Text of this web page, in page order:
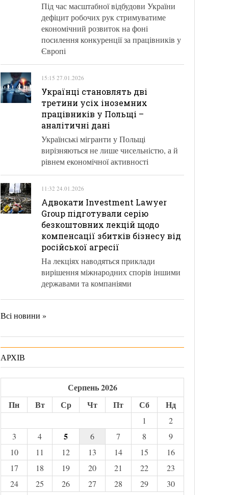
Під час масштабної відбудови України
дефіцит робочих рук стримуватиме
економічний розвиток на фоні
посилення конкуренції за працівників у
Європі
15:15 27.01.2026
Українці становлять дві
третини усіх іноземних
працівників у Польщі –
аналітичні дані
Українські мігранти у Польщі
вирізняються не лише чисельністю, а й
рівнем економічної активності
11:32 24.01.2026
Адвокати Investment Lawyer
Group підготували серію
безкоштовних лекцій щодо
компенсації збитків бізнесу від
російської агресії
На лекціях наводяться приклади
вирішення міжнародних спорів іншими
державами та компаніями
Всі новини »
АРХІВ
Серпень 2026
Пн
Вт Ср Чт Пт Сб Нд
1
2
3
4 5 6 7 8
9
10
11 12 13 14 15
16
17
18 19 20 21 22
23
24
25 26 27 28 29
30